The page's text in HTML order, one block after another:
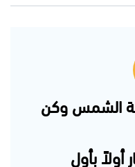
الشمس وكن
أولاً بأول